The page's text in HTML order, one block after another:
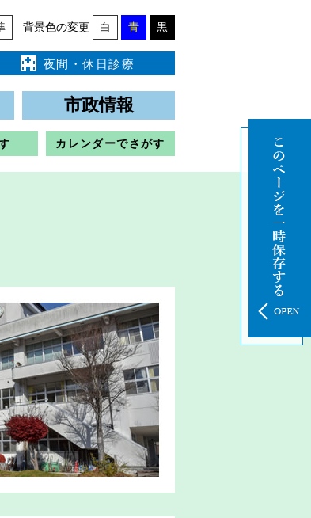
背景色の変更 白 青 黒
夜間・休日診療
市政情報
カレンダーでさがす